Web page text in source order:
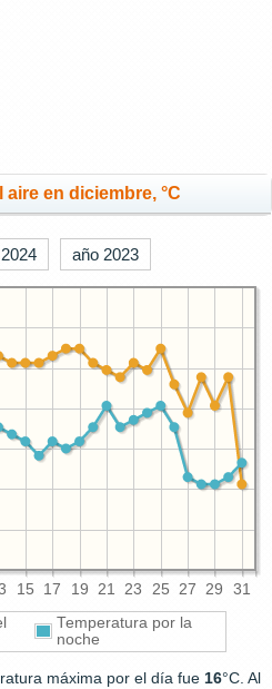
en diciembre, °C
año 2023
15 17 19 21 23 25 27 29 31
Temperatura por la
noche
máxima por el día fue 16°C. Al